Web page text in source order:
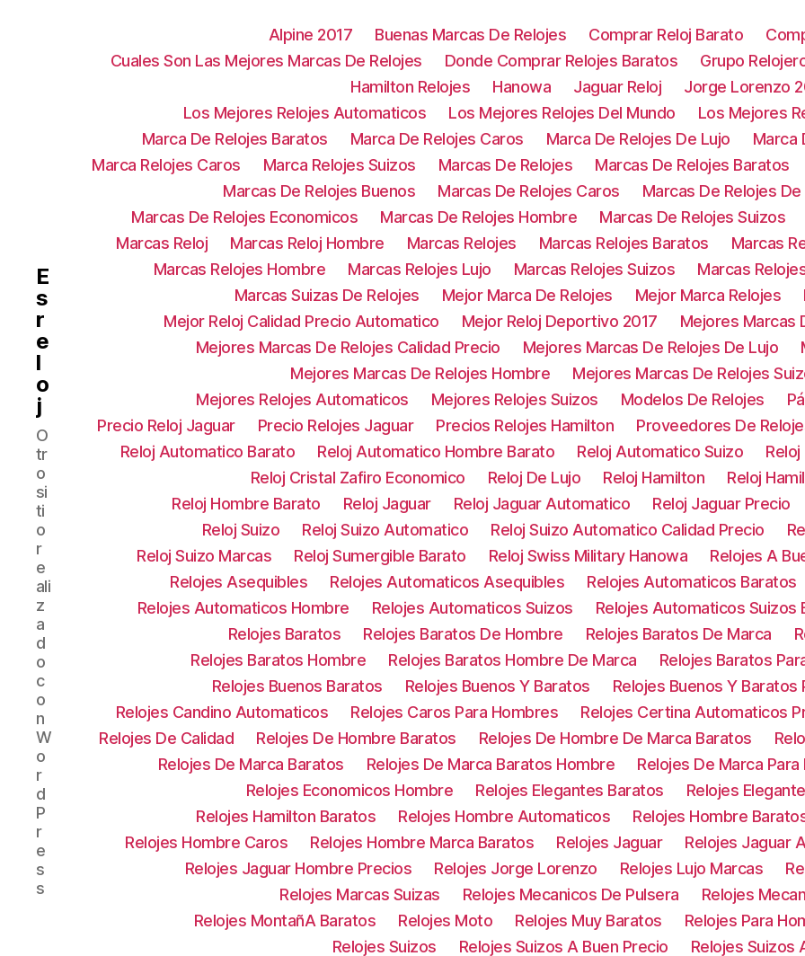
E
s
r
e
l
o
j
O
tr
o
si
ti
o
r
e
ali
z
a
d
o
c
o
n
W
o
r
d
P
r
e
s
s
Alpine 2017 Buenas Marcas De Relojes Comprar Reloj Barato
Cuales Son Las Mejores Marcas De Relojes
Donde Comprar Relojes Baratos
Grupo
Hamilton Relojes
Hanowa Jaguar Reloj
Jorge Lorenzo
Los Mejores Relojes Automaticos
Los Mejores Relojes Del Mundo
Los Mejores
Marca De Relojes Baratos
Marca De Relojes Caros Marca De Relojes De Lujo
Marca
Marca Relojes Caros
Marca Relojes Suizos Marcas De Relojes
Marcas De Relojes Baratos
Marcas De Relojes Buenos
Marcas De Relojes Caros
Marcas De Relojes
Marcas De Relojes Economicos
Marcas De Relojes Hombre
Marcas De Relojes Suizos
Marcas Reloj
Marcas Reloj Hombre Marcas Relojes Marcas Relojes Baratos
Marcas
Marcas Relojes Hombre
Marcas Relojes Lujo Marcas Relojes Suizos
Marcas
Marcas Suizas De Relojes
Mejor Marca De Relojes Mejor Marca Relojes
Mejor Reloj Calidad Precio Automatico
Mejor Reloj Deportivo 2017
Mejores Marcas
Mejores Marcas De Relojes Calidad Precio
Mejores Marcas De Relojes De Lujo
Mejores Marcas De Relojes Hombre
Mejores Marcas De Relojes
Mejores Relojes Automaticos
Mejores Relojes Suizos Modelos De Relojes
Precio Reloj Jaguar
Precio Relojes Jaguar Precios Relojes Hamilton
Proveedores De
Reloj Automatico Barato
Reloj Automatico Hombre Barato Reloj Automatico Suizo
Reloj Cristal Zafiro Economico
Reloj De Lujo Reloj Hamilton
Reloj
Reloj Hombre Barato
Reloj Jaguar Reloj Jaguar Automatico
Reloj Jaguar Precio
Reloj Suizo
Reloj Suizo Automatico Reloj Suizo Automatico Calidad Precio
Reloj Suizo Marcas
Reloj Sumergible Barato Reloj Swiss Military Hanowa
Relojes A
Relojes Asequibles
Relojes Automaticos Asequibles
Relojes Automaticos Baratos
Relojes Automaticos Hombre
Relojes Automaticos Suizos
Relojes Automaticos Suizos
Relojes Baratos
Relojes Baratos De Hombre Relojes Baratos De Marca
Relojes Baratos Hombre
Relojes Baratos Hombre De Marca
Relojes Baratos
Relojes Buenos Baratos
Relojes Buenos Y Baratos
Relojes Buenos Y Baratos
Relojes Candino Automaticos
Relojes Caros Para Hombres
Relojes Certina Automaticos
Relojes De Calidad
Relojes De Hombre Baratos Relojes De Hombre De Marca Baratos
Relojes De Marca Baratos
Relojes De Marca Baratos Hombre
Relojes De Marca
Relojes Economicos Hombre
Relojes Elegantes Baratos
Relojes
Relojes Hamilton Baratos
Relojes Hombre Automaticos
Relojes Hombre
Relojes Hombre Caros
Relojes Hombre Marca Baratos Relojes Jaguar
Relojes Jaguar
Relojes Jaguar Hombre Precios
Relojes Jorge Lorenzo Relojes Lujo Marcas
Relojes Marcas Suizas
Relojes Mecanicos De Pulsera
Relojes
Relojes MontañA Baratos
Relojes Moto Relojes Muy Baratos
Relojes Para
Relojes Suizos
Relojes Suizos A Buen Precio
Relojes Suizos